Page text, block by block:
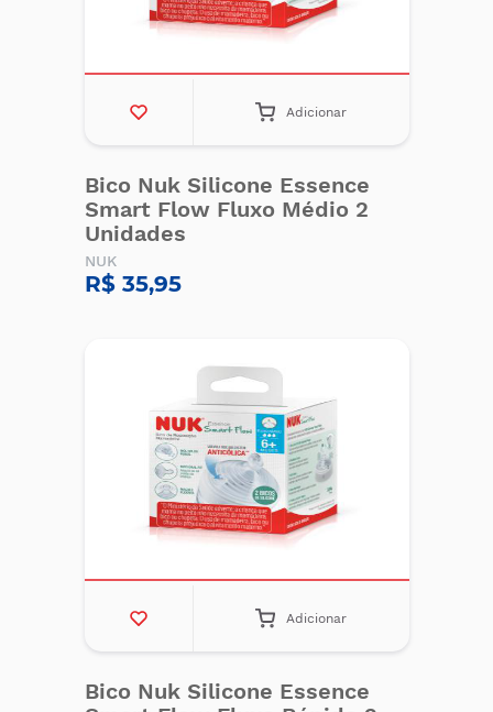
Adicionar
Bico Nuk Silicone Essence
Smart Flow Fluxo Médio 2
Unidades
NUK
R$ 35,95
Adicionar
Bico Nuk Silicone Essence